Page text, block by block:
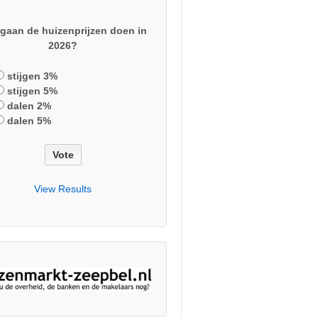
de huizenprijzen doen in
2026?
stijgen 3%
stijgen 5%
dalen 2%
dalen 5%
View Results